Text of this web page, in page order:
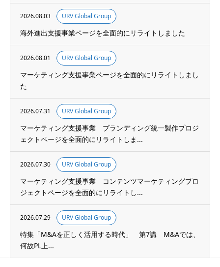
2026.08.03 URV Global Group
海外進出支援事業ページを全面的にリライトしました
2026.08.01 URV Global Group
マーケティング支援事業ページを全面的にリライトしまし
た
2026.07.31 URV Global Group
マーケティング支援事業 ブランディング統一製作プロジ
ェクトページを全面的にリライトしま...
2026.07.30 URV Global Group
マーケティング支援事業 コンテンツマーケティングプロ
ジェクトページを全面的にリライトし...
2026.07.29 URV Global Group
特集「M&Aを正しく活用する時代」 第7講 M&Aでは、
何故PL上...